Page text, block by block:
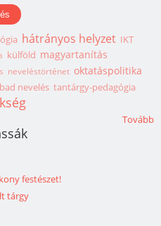
hátrányos helyzet IKT
külföld magyartanítás
neveléstörténet oktatáspolitika
nevelés tantárgy-pedagógia
Tovább
festészet!
tárgy